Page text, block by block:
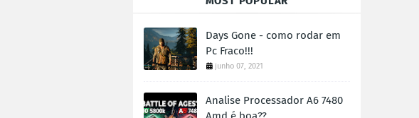
Days Gone - como rodar em
Pc Fraco!!!
junho 07, 2021
Analise Processador A6 7480